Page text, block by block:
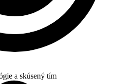
a skúsený tím